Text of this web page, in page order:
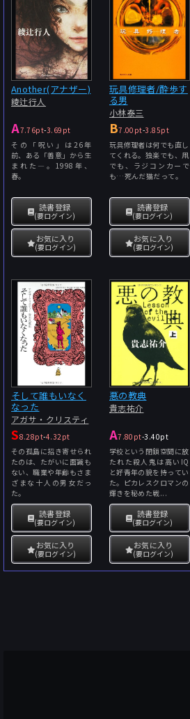
Another(アナザー)
綾辻行人
A7.76pt-3.69pt
その「呪い」は26年
前、ある「善意」から生
まれた―。1998年、
春。
読書登録
(要ログイン)
お気に入り
(要ログイン)
玩具修理者/酔歩す
る男
小林泰三
B7.00pt-3.85pt
玩具修理者は何でも直し
てくれる。独楽でも、凧
でも、ラジコンカーで
も…死んだ猫だって。
読書登録
(要ログイン)
お気に入り
(要ログイン)
そして誰もいなく
なった
アガサ・クリスティ
S8.28pt-4.32pt
その孤島に招き寄せられ
たのは、たがいに面識も
ない、職業や年齢もさま
ざまな十人の男女だっ
た。
読書登録
(要ログイン)
お気に入り
(要ログイン)
悪の教典
貴志祐介
A7.80pt-3.40pt
学校という閉鎖空間に放
たれた殺人鬼は高いIQ
と好青年の貌を持ってい
た。ピカレスクロマンの
輝きを秘めた戦...
読書登録
(要ログイン)
お気に入り
(要ログイン)